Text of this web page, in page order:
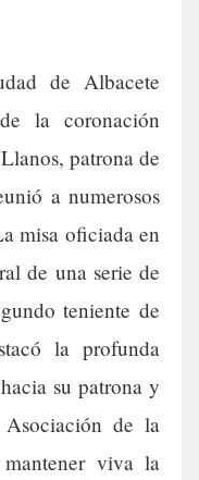
de Albacete
la coronación
patrona de
a numerosos
misa oficiada en
de una serie de
teniente de
la profunda
su patrona y
de la
viva la